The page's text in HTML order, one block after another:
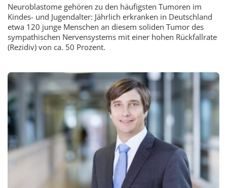
Neuroblastome gehören zu den häufigsten Tumoren im
Kindes- und Jugendalter: Jährlich erkranken in Deutschland
etwa 120 junge Menschen an diesem soliden Tumor des
sympathischen Nervensystems mit einer hohen Rückfallrate
(Rezidiv) von ca. 50 Prozent.